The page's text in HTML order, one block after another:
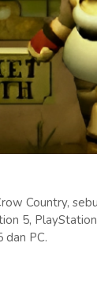
Country,
5,
PC.